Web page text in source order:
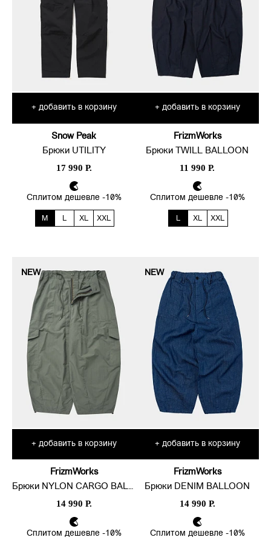
+ добавить в корзину
Snow Peak
Брюки UTILITY
17 990 Р.
Сплитом дешевле -10%
M L XL XXL
+ добавить в корзину
FrizmWorks
Брюки TWILL BALLOON
11 990 Р.
Сплитом дешевле -10%
L XL XXL
NEW
+ добавить в корзину
FrizmWorks
Брюки NYLON CARGO BALLOON
14 990 Р.
Сплитом дешевле -10%
NEW
+ добавить в корзину
FrizmWorks
Брюки DENIM BALLOON
14 990 Р.
Сплитом дешевле -10%